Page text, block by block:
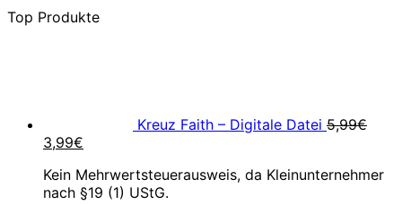
Top Produkte
Kreuz Faith – Digitale Datei 5,99€
Ursprünglicher
war:
5,99€
3,99€
ist:
3,99€.
Kein Mehrwertsteuerausweis, da Kleinunternehmer
nach §19 (1) UStG.